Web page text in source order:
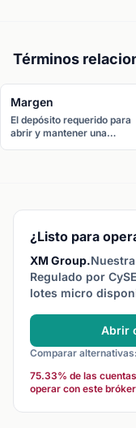
Términos
Margen
El depósito requerido para
abrir y mantener una
¿Listo para
XM Group.
Regulado por
lotes micro
Abrir
Comparar alternativas:
75.33% de las
operar con este